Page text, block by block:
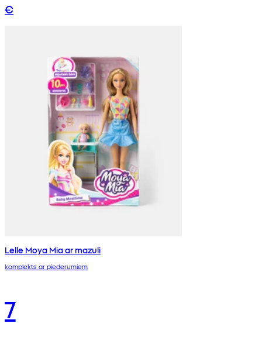
€
Lelle Moya Mia ar mazuli
komplekts ar piederumiem
7